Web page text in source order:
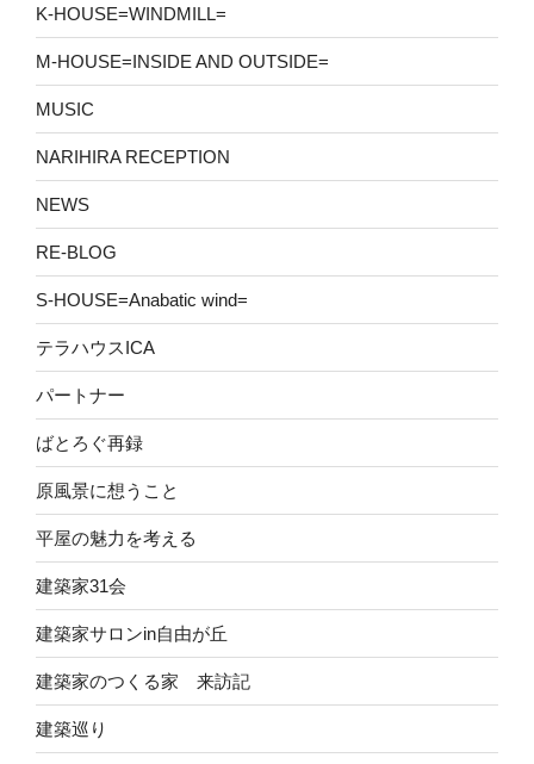
K-HOUSE=WINDMILL=
M-HOUSE=INSIDE AND OUTSIDE=
MUSIC
NARIHIRA RECEPTION
NEWS
RE-BLOG
S-HOUSE=Anabatic wind=
テラハウスICA
パートナー
ばとろぐ再録
原風景に想うこと
平屋の魅力を考える
建築家31会
建築家サロンin自由が丘
建築家のつくる家 来訪記
建築巡り